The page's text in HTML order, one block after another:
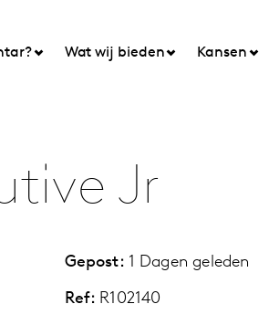
Wat wij bieden Kansen
Jr
Gepost: 1 Dagen geleden
Ref: R102140